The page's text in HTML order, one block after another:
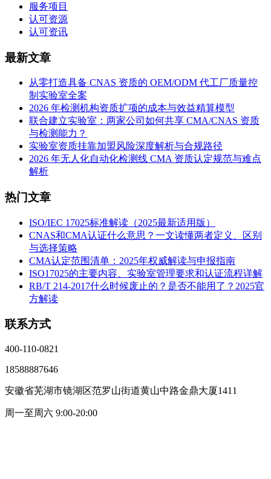
服务项目
认可资源
认可资讯
最新文章
从零打造具备 CNAS 资质的 OEM/ODM 代工厂质量控
制实验室全案
2026 年检测机构资质扩项的成本与效益精算模型
联合建立实验室：两家公司如何共享 CMA/CNAS 资质
与检测能力？
实验室资质挂靠加盟风险深度解析与合规路径
2026 年无人化自动化检测线 CMA 资质认定规范与难点
解析
热门文章
ISO/IEC 17025标准解读（2025最新适用版）
CNAS和CMA认证什么意思？一文读懂两者定义、区别
与选择策略
CMA认定范围清单：2025年权威解读与申报指南
ISO17025的主要内容、实验室管理要求和认证流程详解
RB/T 214-2017什么时候废止的？是否不能用了？2025官
方解读
联系方式
400-110-0821
18588887646
安徽省芜湖市镜湖区范罗山街道黄山中路金鼎大厦1411
周一至周六 9:00-20:00